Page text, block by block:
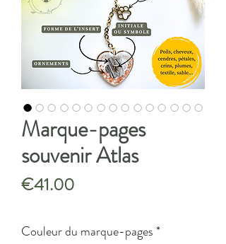
Marque-pages
souvenir Atlas
€41.00Price
Couleur du marque-pages*